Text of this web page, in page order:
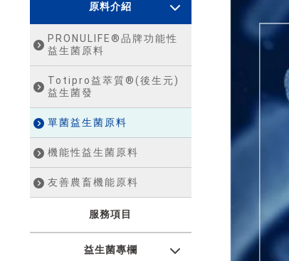
原料介紹
PRONULIFE®品牌功能性
益生菌原料
Totipro益萃質®(後生元)
益生菌發
單菌益生菌原料
機能性益生菌原料
友善農畜機能原料
服務項目
益生菌專欄